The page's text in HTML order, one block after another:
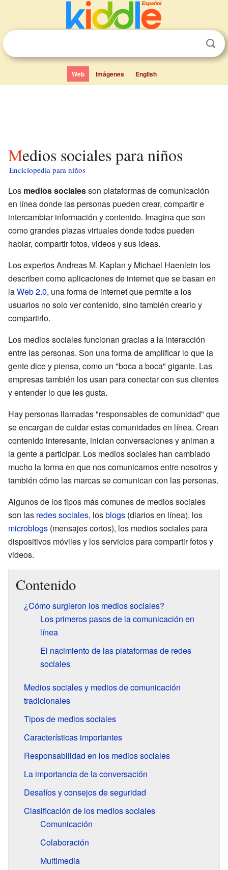
Web Imágenes English
Medios sociales para niños
Enciclopedia para niños
Los medios socialesson plataformas de comunicación
en línea donde las personas pueden crear, compartir e
intercambiar información y contenido. Imagina que son
como grandes plazas virtuales donde todos pueden
hablar, compartir fotos, videos y sus ideas.
Los expertos Andreas M. Kaplan y Michael Haenlein los
describen como aplicaciones de internet que se basan en
laWeb 2.0, una forma de internet que permite a los
usuarios no solo ver contenido, sino también crearlo y
compartirlo.
Los medios sociales funcionan gracias a la interacción
entre las personas. Son una forma de amplificar lo que la
gente dice y piensa, como un "boca a boca" gigante. Las
empresas también los usan para conectar con sus clientes
y entender lo que les gusta.
Hay personas llamadas "responsables de comunidad" que
se encargan de cuidar estas comunidades en línea. Crean
contenido interesante, inician conversaciones y animan a
la gente a participar. Los medios sociales han cambiado
mucho la forma en que nos comunicamos entre nosotros y
también cómo las marcas se comunican con las personas.
Algunos de los tipos más comunes de medios sociales
son las redes sociales, losblogs (diarios en línea), los
microblogs (mensajes cortos), los medios sociales para
dispositivos móviles y los servicios para compartir fotos y
videos.
Contenido
¿Cómo surgieron los medios sociales?
Los primeros pasos de la comunicación en
línea
El nacimiento de las plataformas de redes
sociales
Medios sociales y medios de comunicación
tradicionales
Tipos de medios sociales
Características importantes
Responsabilidad en los medios sociales
La importancia de la conversación
Desafíos y consejos de seguridad
Clasificación de los medios sociales
Comunicación
Colaboración
Multimedia